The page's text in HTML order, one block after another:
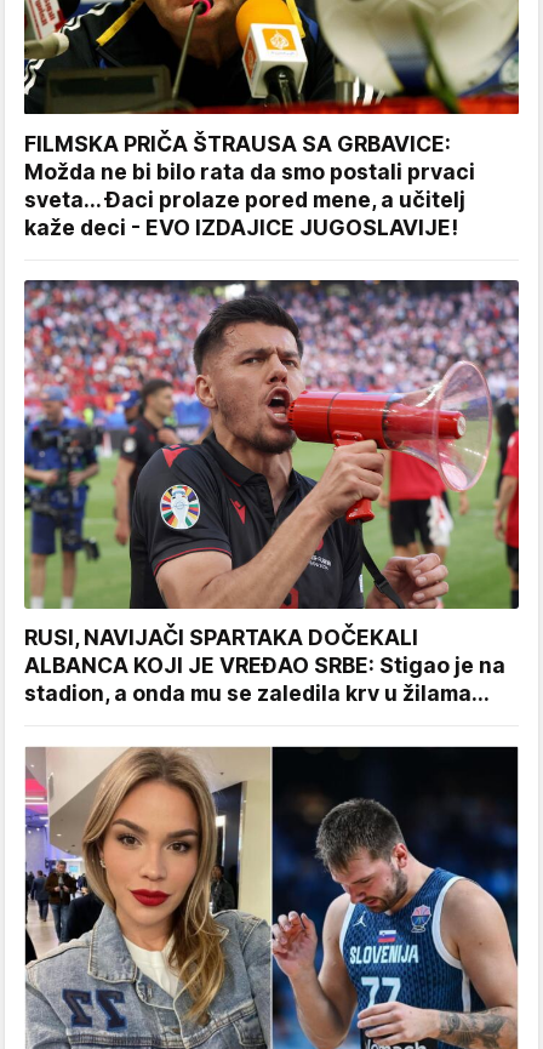
FILMSKA PRIČA ŠTRAUSA SA GRBAVICE:
Možda ne bi bilo rata da smo postali prvaci
sveta... Đaci prolaze pored mene, a učitelj
kaže deci - EVO IZDAJICE JUGOSLAVIJE!
RUSI, NAVIJAČI SPARTAKA DOČEKALI
ALBANCA KOJI JE VREĐAO SRBE: Stigao je na
stadion, a onda mu se zaledila krv u žilama...